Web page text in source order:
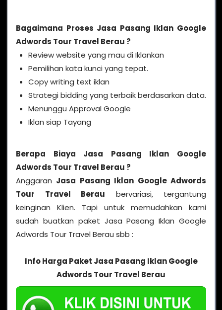
Bagaimana Proses Jasa Pasang Iklan Google
Adwords Tour Travel Berau ?
Review website yang mau di Iklankan
Pemilihan kata kunci yang tepat.
Copy writing text iklan
Strategi bidding yang terbaik berdasarkan data.
Menunggu Approval Google
Iklan siap Tayang
Berapa Biaya Jasa Pasang Iklan Google
Adwords Tour Travel Berau ?
Anggaran Jasa Pasang Iklan Google Adwords
Tour Travel Berau bervariasi, tergantung
keinginan Klien. Tapi untuk memudahkan kami
sudah buatkan paket Jasa Pasang Iklan Google
Adwords Tour Travel Berau sbb :
Info Harga Paket Jasa Pasang Iklan Google
Adwords Tour Travel Berau